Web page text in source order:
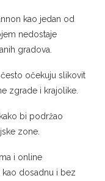
kao jedan od
nedostaje
gradova.
očekuju slikovit
zgrade i krajolike.
bi podržao
zone.
i online
kao dosadnu i bez